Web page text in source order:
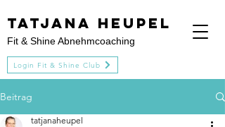
Tatjana heupel
Login Fit & Shine Club
Fit & Shine Abnehmcoaching
Beitrag
tatjanaheupel